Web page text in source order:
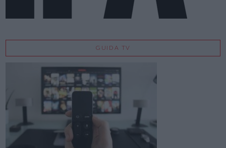
GUIDA TV